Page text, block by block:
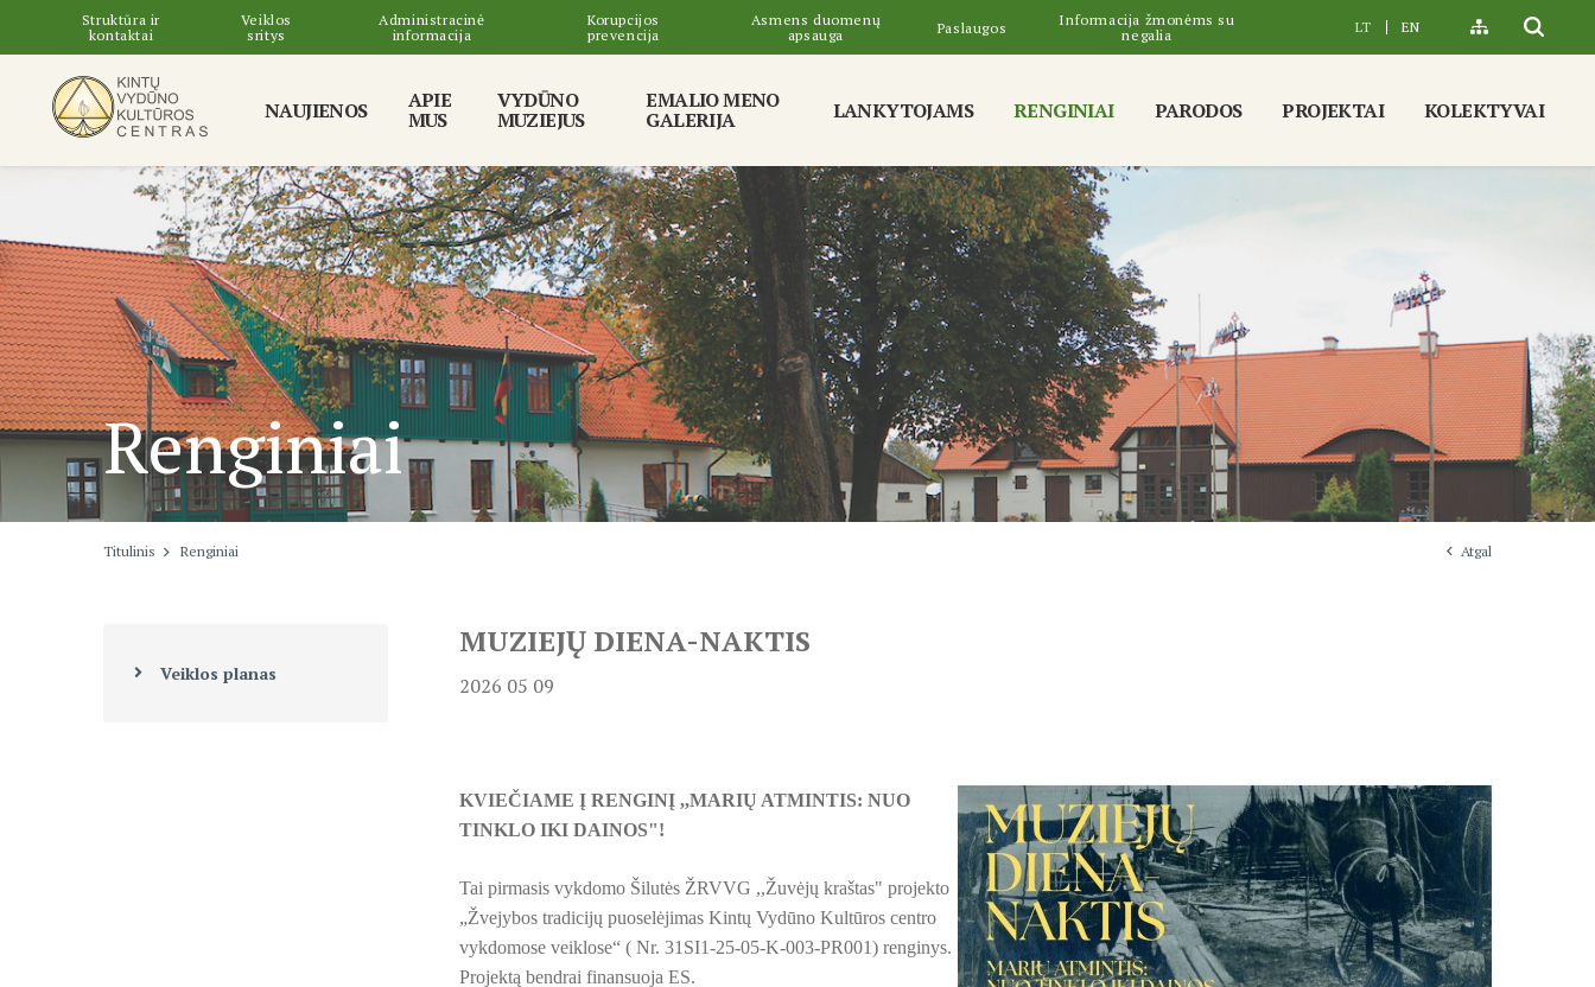
Struktūra ir
kontaktai
Veiklos
sritys
Administracinė
informacija
Korupcijos
prevencija
Asmens duomenų
apsauga
Paslaugos
Informacija žmonėms su
negalia
LT EN
NAUJIENOS APIE
MUS
VYDŪNO
MUZIEJUS
EMALIO MENO
GALERIJA LANKYTOJAMS RENGINIAI PARODOS PROJEKTAI KOLEKTYVAI
Renginiai
Titulinis Renginiai Atgal
Veiklos planas
MUZIEJŲ DIENA-NAKTIS
2026 05 09
KVIEČIAME Į RENGINĮ ,,MARIŲ ATMINTIS: NUO
TINKLO IKI DAINOS"!
Tai pirmasis vykdomo Šilutės ŽRVVG ,,Žuvėjų kraštas" projekto
„Žvejybos tradicijų puoselėjimas Kintų Vydūno Kultūros centro
vykdomose veiklose“ ( Nr. 31SI1-25-05-K-003-PR001) renginys.
Projektą bendrai finansuoja ES.